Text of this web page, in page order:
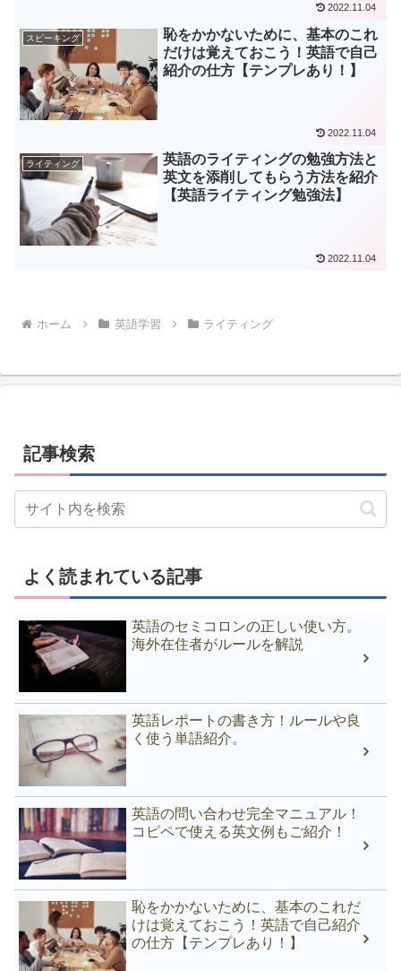
2022.11.04
スピーキング
恥をかかないために、基本のこれ
だけは覚えておこう！英語で自己
紹介の仕方【テンプレあり！】
2022.11.04
ライティング
英語のライティングの勉強方法と
英文を添削してもらう方法を紹介
【英語ライティング勉強法】
2022.11.04
ホーム 英語学習 ライティング
記事検索
よく読まれている記事
英語のセミコロンの正しい使い方。
海外在住者がルールを解説
英語レポートの書き方！ルールや良
く使う単語紹介。
英語の問い合わせ完全マニュアル！
コピペで使える英文例もご紹介！
恥をかかないために、基本のこれだ
けは覚えておこう！英語で自己紹介
の仕方【テンプレあり！】